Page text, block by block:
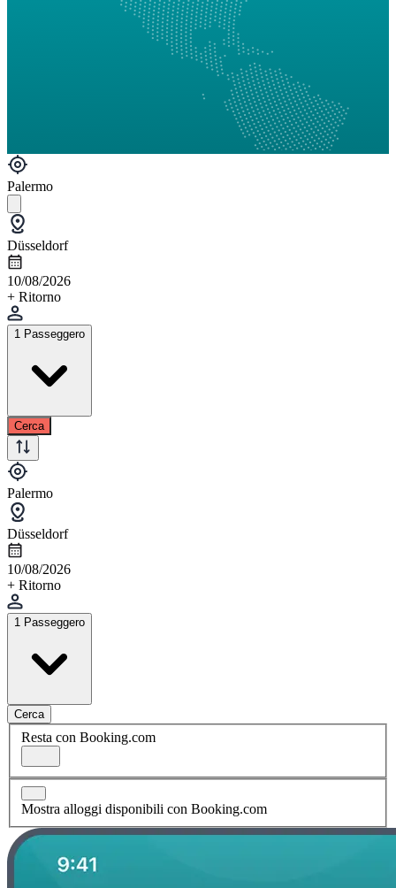
Palermo
Düsseldorf
10/08/2026
+ Ritorno
1 Passeggero
Cerca
Palermo
Düsseldorf
10/08/2026
+ Ritorno
1 Passeggero
Cerca
Resta con Booking.com
Mostra alloggi disponibili con Booking.com